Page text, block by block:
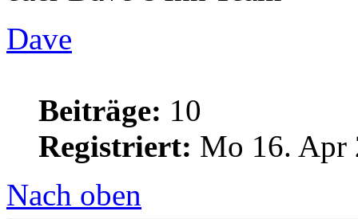
Dave
Beiträge: 10
Registriert: Mo 16. Apr
Nach oben